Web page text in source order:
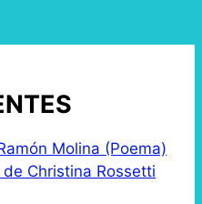
Molina (Poema)
Christina Rossetti